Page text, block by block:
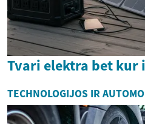
Tvari elektra bet kur
TECHNOLOGIJOS IR